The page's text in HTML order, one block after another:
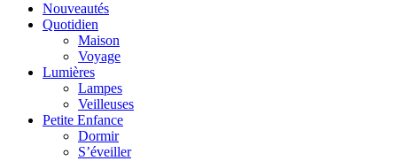
Nouveautés
Quotidien
Maison
Voyage
Lumières
Lampes
Veilleuses
Petite Enfance
Dormir
S’éveiller